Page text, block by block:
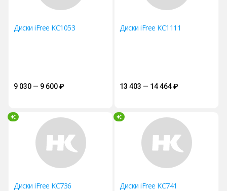
Диски iFree KC1053
9 030 — 9 600₽
Диски iFree KC1111
13 403 — 14 464₽
Диски iFree KC736 Диски iFree KC741